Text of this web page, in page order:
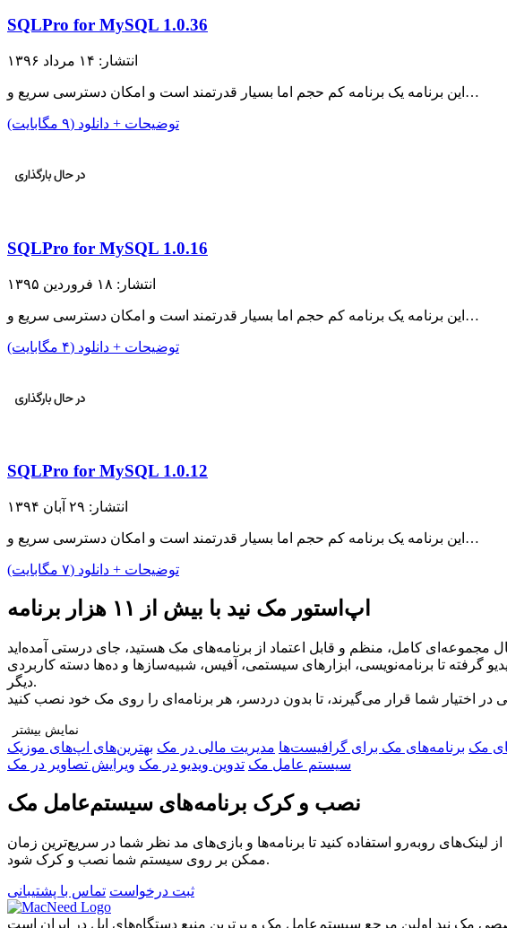
SQLPro for MySQL 1.0.36
انتشار: ۱۴ مرداد ۱۳۹۶
این برنامه یک برنامه کم حجم اما بسیار قدرتمند است و امکان دسترسی سریع و…
توضیحات + دانلود (۹ مگابایت)
SQLPro for MySQL 1.0.16
انتشار: ۱۸ فروردین ۱۳۹۵
این برنامه یک برنامه کم حجم اما بسیار قدرتمند است و امکان دسترسی سریع و…
توضیحات + دانلود (۴ مگابایت)
SQLPro for MySQL 1.0.12
انتشار: ۲۹ آبان ۱۳۹۴
این برنامه یک برنامه کم حجم اما بسیار قدرتمند است و امکان دسترسی سریع و…
توضیحات + دانلود (۷ مگابایت)
اپ‌استور مک نید با بیش از ۱۱ هزار برنامه
ویدیو گرفته تا برنامه‌نویسی، ابزارهای سیستمی، آفیس، شبیه‌سازها و ده‌ها دسته کاربردی
دیگر.
چرا مک نید را انتخاب کنید؟
🔹 تنوع بی‌نظیر: دسترسی به هزاران برنامه در دسته‌بندی‌های مختلف برای هر نوع نیاز
🔹 راهنمای نصب کامل: آموزش قدم‌به‌قدم متنی و ویدیویی برای هر برنامه
🔹 پشتیبانی اختصاصی و نصب رایگان: اگر به مشکلی برخوردید، تیم ما همراه شماست
🔹 بروزرسانی مداوم: اضافه شدن برنامه‌های جدید و محبوب به‌صورت منظم
نمایش بیشتر
مک برنامه‌های مک برای گرافیست‌ها مدیریت مالی در مک بهترین‌های اپ‌های موزیک
سیستم عامل مک تدوین ویدیو در مک ویرایش تصاویر در مک
نصب و کرک برنامه‌های سیستم‌عامل مک
رو‌به‌رو استفاده کنید تا برنامه‌ها و بازی‌های مد نظر شما در سریع‌ترین زمان
ممکن بر روی سیستم شما نصب و کرک شود.
ثبت درخواست تماس با پشتیبانی